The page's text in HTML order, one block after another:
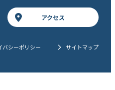
アクセス
バシーポリシー サイトマップ